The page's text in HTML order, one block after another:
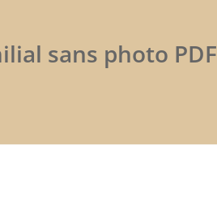
sans photo PDF